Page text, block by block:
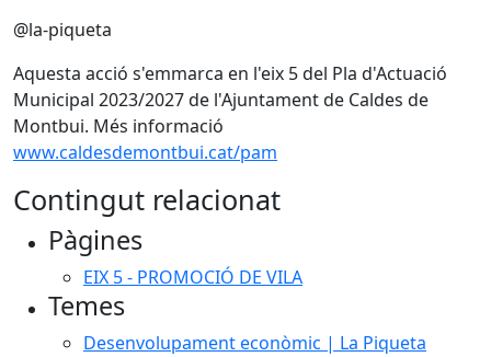
@la-piqueta
Aquesta acció s'emmarca en l'eix 5 del Pla d'Actuació
Municipal 2023/2027 de l'Ajuntament de Caldes de
Montbui. Més informació
www.caldesdemontbui.cat/pam
Contingut relacionat
Pàgines
EIX 5 - PROMOCIÓ DE VILA
Temes
Desenvolupament econòmic | La Piqueta